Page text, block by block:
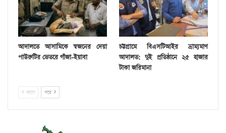
আদালতে আসামিকে স্বজনের দেয়া
পাউরুটির ভেতরে গাঁজা-ইয়াবা
চট্টগ্রামে বিএসটিআইর ভ্রাম্যমাণ
আদালত: দুই প্রতিষ্ঠানে ২৫ হাজার
টাকা জরিমানা
আগে পরে